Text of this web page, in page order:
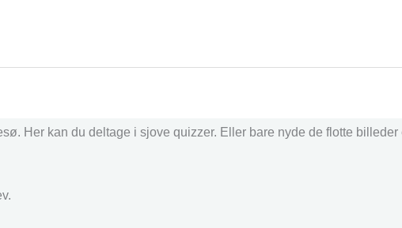
Her kan du deltage i sjove quizzer. Eller bare nyde de flotte